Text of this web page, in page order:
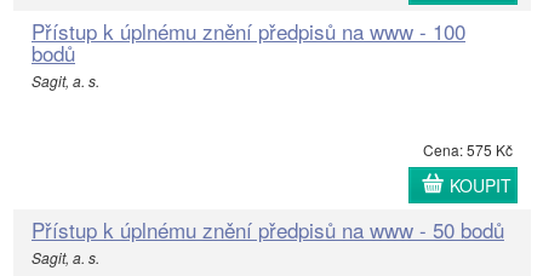
Přístup k úplnému znění předpisů na www - 100
bodů
Sagit, a. s.
Cena: 575 Kč
KOUPIT
Přístup k úplnému znění předpisů na www - 50 bodů
Sagit, a. s.